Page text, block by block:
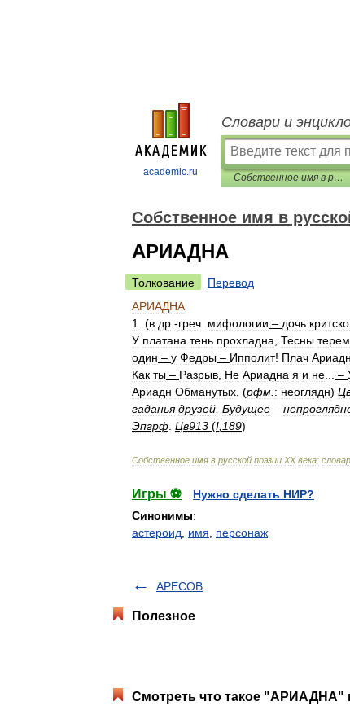
academic.ru
Словари и
Собственное имя в русской поэзии XX века: словарь личных имён
Собственное имя в
АРИАДНА
Толкование
Перевод
АРИАДНА
1
. (в др .-греч мифологии – дочь
У платана тень прохладна Тесны
один – у Федры – Ипполит! Плач
Как ты – Разрыв Не Ариадна я и не –
Ариадн Обманутых , (рфм : неоглядн)
гаданья друзей Будущее –
Эпгрф Цв913 (I 189)
Собственное имя в русской поэзии XX века:
Игры ⚽
Нужно сделать НИР?
Синонимы:
астероид
имя персонаж
АРЕСОВ
Полезное
Смотреть что такое "АРИАДНА"